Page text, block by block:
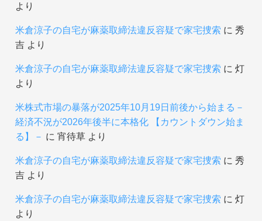
より
米倉涼子の自宅が麻薬取締法違反容疑で家宅捜索 に 秀
吉より
米倉涼子の自宅が麻薬取締法違反容疑で家宅捜索 に 灯
より
米株式市場の暴落が2025年10月19日前後から始まる－
経済不況が2026年後半に本格化 【カウントダウン始ま
る】－ に 宵待草より
米倉涼子の自宅が麻薬取締法違反容疑で家宅捜索 に 秀
吉より
米倉涼子の自宅が麻薬取締法違反容疑で家宅捜索 に 灯
より